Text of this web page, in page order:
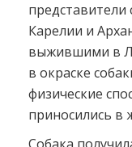
Карелии и
выжившими в
в окраске
физические
приносились в